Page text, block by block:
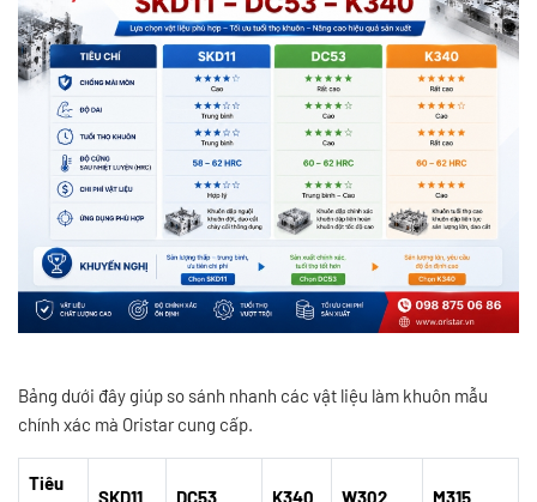
Bảng dưới đây giúp so sánh nhanh các vật liệu làm khuôn mẫu
chính xác mà Oristar cung cấp.
Tiêu
SKD11 DC53 K340 W302 M315